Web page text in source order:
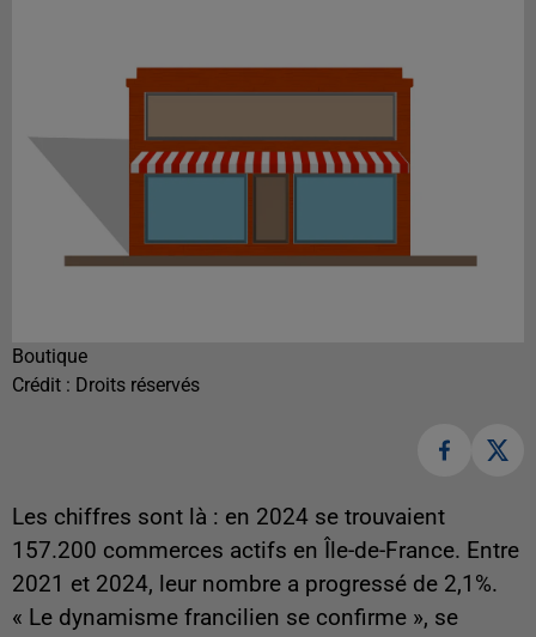
Boutique
Crédit : Droits réservés
Les chiffres sont là : en 2024 se trouvaient
157.200 commerces actifs en Île-de-France. Entre
2021 et 2024, leur nombre a progressé de 2,1%.
« Le dynamisme francilien se confirme », se